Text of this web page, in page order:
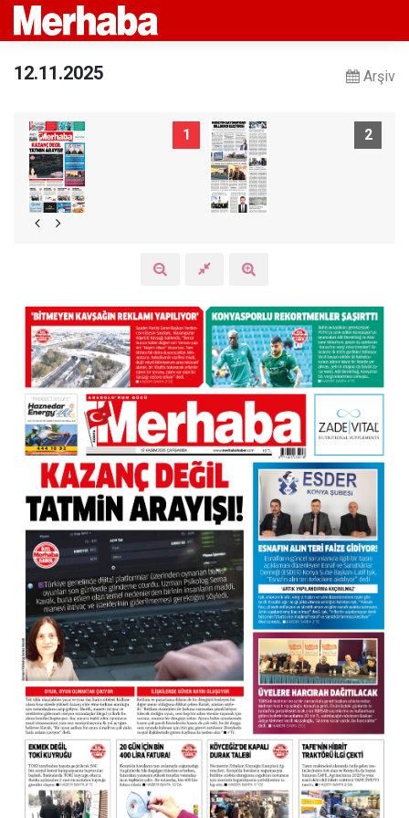
12.11.2025 Arşiv
1 2